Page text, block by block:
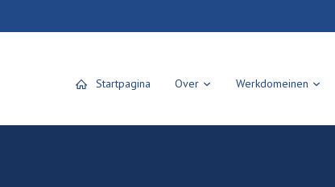
Startpagina Over Werkdomeinen